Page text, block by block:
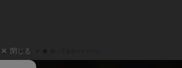
ボードゲーム
閉じる